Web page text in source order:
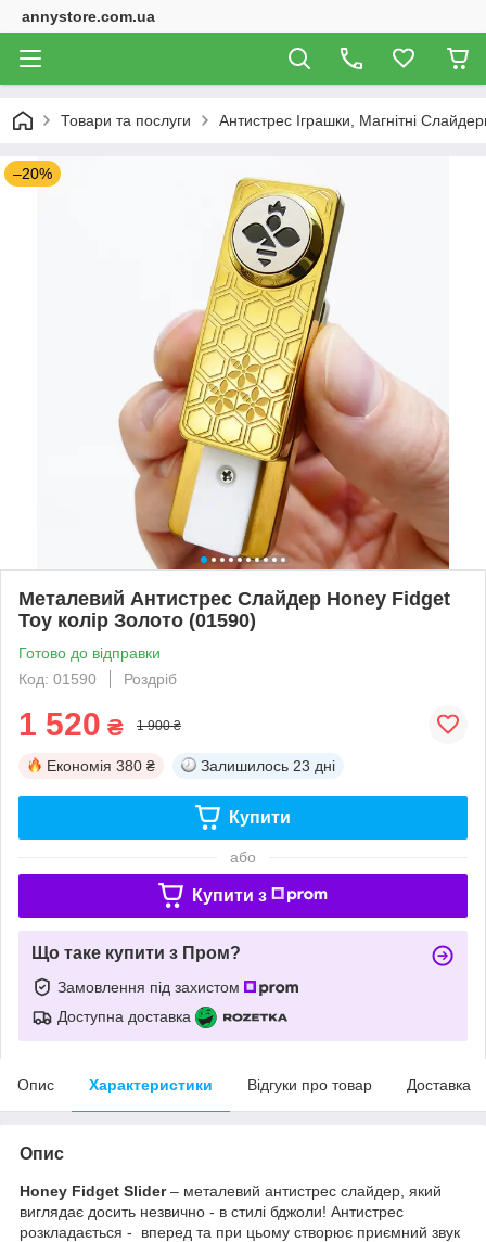
annystore.com.ua
Товари та послуги Антистрес Іграшки, Магнітні
–20%
Металевий Антистрес Слайдер Honey Fidget
Toy колір Золото (01590)
Готово до відправки
Код: 01590
Роздріб
1 520 ₴ 1 900 ₴
Економія 380 ₴ Залишилось 23 дні
Купити
або
Купити з
Що таке купити з Пром?
Замовлення під захистом
Доступна доставка
Опис Характеристики Відгуки про товар Доставка
Опис
Honey Fidget Slider– металевий антистрес слайдер, який
виглядає досить незвично - в стилі бджоли! Антистрес
розкладається - вперед та при цьому створює приємний звук